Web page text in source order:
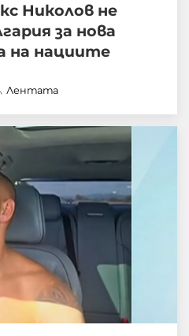
Николов не
за нова
на нациите
Лентата